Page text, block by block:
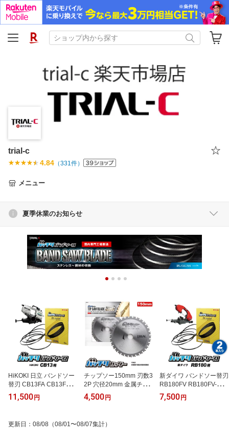
trial-c
4.84 （331件）
メニュー
夏季休業のお知らせ
HiKOKI 日立 バンドソー
替刃 CB13FA CB13FB用
5本入 ステンレス・鉄用
14/18山 10/14山 14山 18
刃 1260 本体 ロータリー
11,500 円
チップソー150mm 刃数3
2P 穴径20mm 金属チッ
プソー 金属用チップソー
鉄工用チップソー ステン
のこ 替刃 チップソー 15
4,500 円
新ダイワ バンドソー替刃
RB180FV RB180FV-HA
用 2本入 ステンレス・鉄
用 14山 18山 24山 14/18
7,500 円
更新日 ： 08/08 （08/01〜08/07集計）